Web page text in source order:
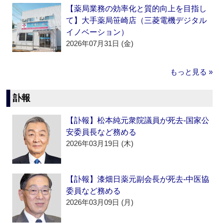
【薬局業務の効率化と質的向上を目指し
て】大手薬局笹崎店（三菱電機デジタル
イノベーション）
2026年07月31日 (金)
もっと見る »
訃報
【訃報】松本純元衆院議員が死去‐国家公
安委員長など務める
2026年03月19日 (木)
【訃報】漆畑日薬元副会長が死去‐中医協
委員など務める
2026年03月09日 (月)